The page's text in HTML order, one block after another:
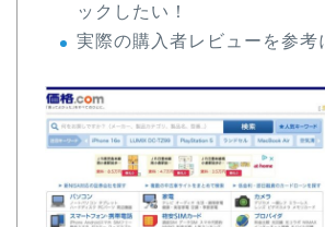
ックしたい！
実際の購入者レビューを参考